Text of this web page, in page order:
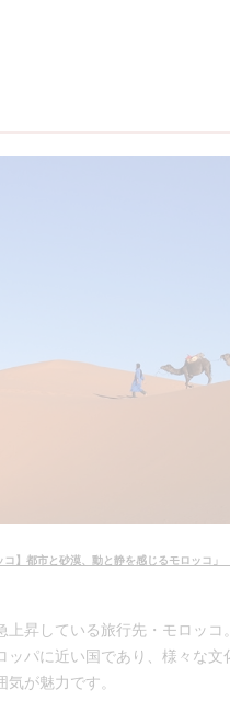
コ】都市と砂漠、動と静を感じるモロッコ」
上昇している旅行先・モロッコ
ッパに近い国であり、様々な文
気が魅力です。